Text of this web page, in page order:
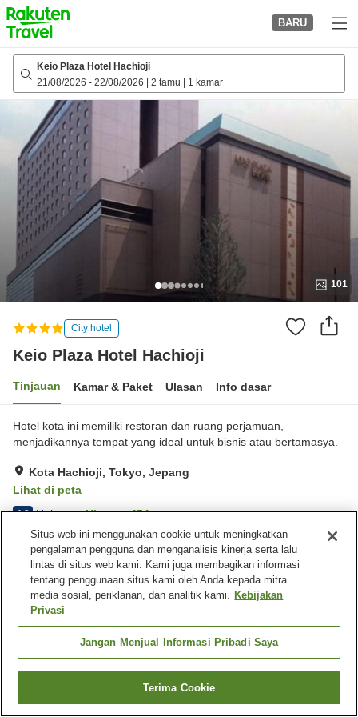
to
top
page
BARU
Keio Plaza Hotel Hachioji
21/08/2026 - 22/08/2026 2 tamu 1 kamar
101
City hotel
Keio Plaza Hotel Hachioji
Tinjauan Kamar & Paket Ulasan Info dasar
Hotel kota ini memiliki restoran dan ruang perjamuan,
menjadikannya tempat yang ideal untuk bisnis atau bertamasya.
Kota Hachioji, Tokyo, Jepang
Lihat di peta
4.3 Hebat Ulasan:454
Fasilitas properti
Tempat parkir
Spa / Salon kecantikan
Restoran
Lounge
Jepang Tokyo
Kota Hachioji
Keio Plaza Hotel Hachioji
Cari kamar
Situs web ini menggunakan cookie untuk meningkatkan
pengalaman pengguna dan menganalisis kinerja serta lalu
lintas di situs web kami. Kami juga membagikan informasi
tentang penggunaan situs kami oleh Anda kepada mitra
media sosial, periklanan, dan analitik kami. Kebijakan
Privasi
Jangan Menjual Informasi Pribadi Saya
Terima Cookie